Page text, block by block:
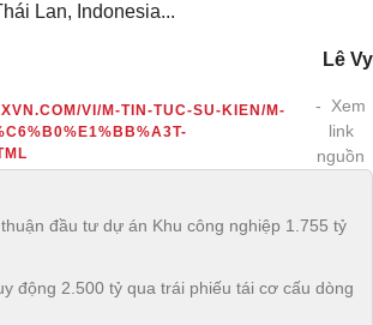
Lan, Indonesia...
Lê Vy
VI/M-TIN-TUC-SU-KIEN/M-
Xem
link
nguồn
đầu tư dự án Khu công nghiệp 1.755 tỷ
động 2.500 tỷ qua trái phiếu tái cơ cấu dòng